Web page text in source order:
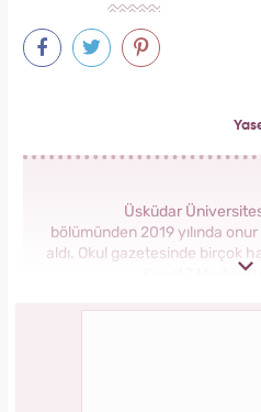
Üsküdar
bölümünden 2019 yılında
aldı. Okul gazetesinde birçok
Kanal 7 Medya
stajyerlik yaptı.